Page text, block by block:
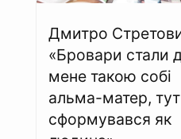
Дмитро
«Бровари стали
мене такою собі
альма-матер,
сформувався як